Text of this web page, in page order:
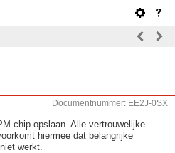
Documentnummer: EE2J-0SX
chip opslaan. Alle vertrouwelijke
hiermee dat belangrijke
werkt.